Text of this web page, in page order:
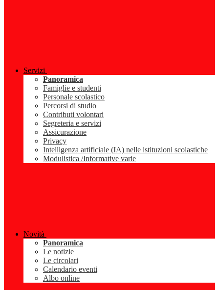
Servizi
Panoramica
Famiglie e studenti
Personale scolastico
Percorsi di studio
Contributi volontari
Segreteria e servizi
Assicurazione
Privacy
Intelligenza artificiale (IA) nelle istituzioni scolastiche
Modulistica /Informative varie
Novità
Panoramica
Le notizie
Le circolari
Calendario eventi
Albo online